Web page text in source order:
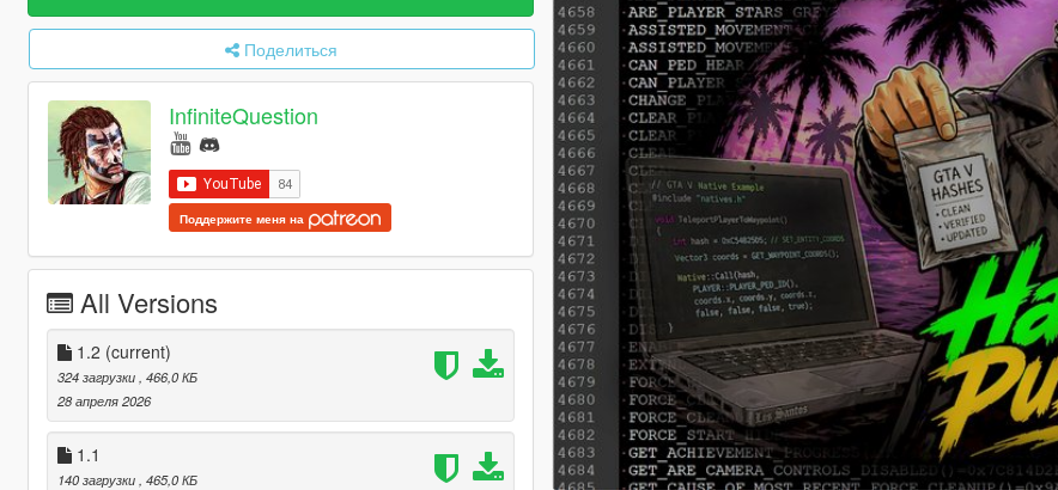
Поделиться
InfiniteQuestion
Поддержите меня на
All Versions
1.2 (current)
324 загрузки , 466,0 КБ
28 апреля 2026
1.1
140 загрузки , 465,0 КБ